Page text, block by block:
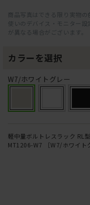
商品写真はできる限り実物
使いのデバイス・モニター
が異なる場合がございます。
カラーを選択
W7/ホワイトグレー
軽中量ボルトレスラック
MT1206-W7 ［W7/ホワイト